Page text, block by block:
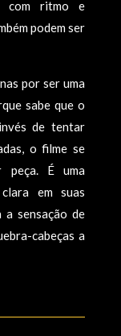
com ritmo e
podem ser
por ser uma
sabe que o
de tentar
o filme se
peça. É uma
em suas
sensação de
cabeças a